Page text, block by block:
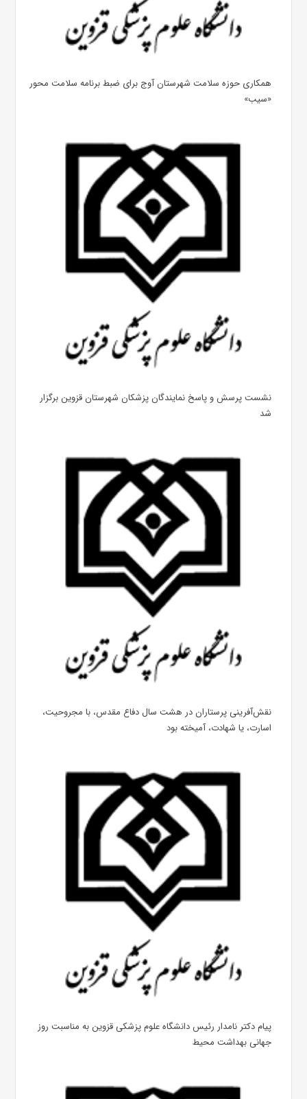
همکاری حوزه سلامت شهرستان آوج برای ضبط برنامه سلامت محور
«سیب»
نشست پرسش و پاسخ نمایندگان پزشکان شهرستان قزوین برگزار
شد
نقش‌آفرینی پرستاران در هشت سال دفاع مقدس، با مجروحیت،
اسارت، یا شهادت، آمیخته بود
پیام دکتر نامدار رئیس دانشگاه علوم پزشکی قزوین به مناسبت روز
جهانی بهداشت محیط